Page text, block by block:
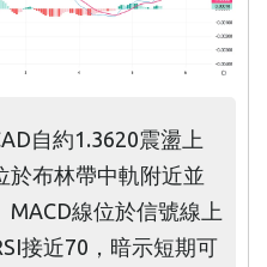
自約1.3620震盪上
於布林帶中軌附近並
線位於信號線上
接近70，暗示短期可